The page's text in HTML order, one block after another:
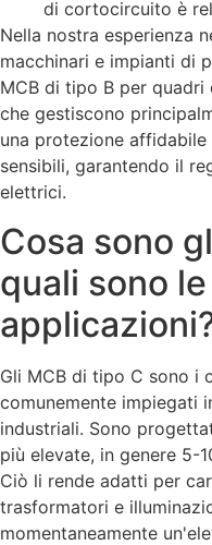
di cortocircuito è
Nella nostra esperienza
macchinari e impianti di
MCB di tipo B per
che gestiscono
una protezione affidabile
sensibili, garantendo il
elettrici.
Cosa sono
quali sono
Gli MCB di tipo C sono i
comunemente impiegati
industriali. Sono
più elevate, in genere 5-
Ciò li rende adatti per
trasformatori e
momentaneamente